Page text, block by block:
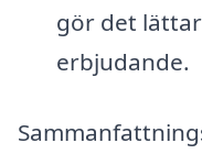
gör det
erbjudande.